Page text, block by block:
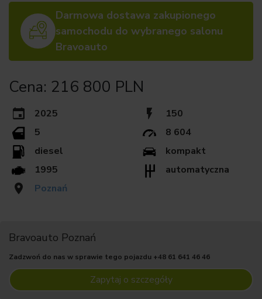
Darmowa dostawa zakupionego
samochodu do wybranego salonu
Bravoauto
Cena: 216 800 PLN
2025
150
5
8 604
diesel
kompakt
1995
automatyczna
Poznań
Bravoauto Poznań
Zadzwoń do nas w sprawie tego pojazdu +48 61 641 46 46
Zapytaj o szczegóły